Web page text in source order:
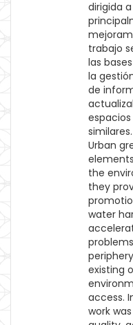
dirigida
trabajo
las
la
de
similares.
Urban
the
they
water
existing
access.
work